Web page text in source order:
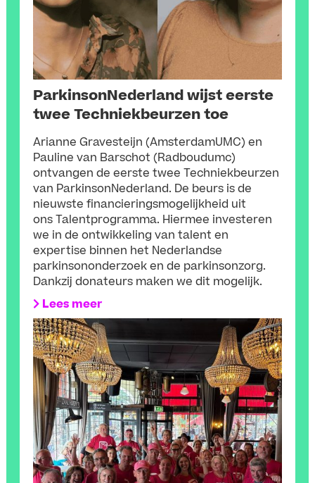
ParkinsonNederland wijst eerste
twee Techniekbeurzen toe
Arianne Gravesteijn (AmsterdamUMC) en
Pauline van Barschot (Radboudumc)
ontvangen de eerste twee Techniekbeurzen
van ParkinsonNederland. De beurs is de
nieuwste financieringsmogelijkheid uit
ons Talentprogramma. Hiermee investeren
we in de ontwikkeling van talent en
expertise binnen het Nederlandse
parkinsononderzoek en de parkinsonzorg.
Dankzij donateurs maken we dit mogelijk.
Lees meer